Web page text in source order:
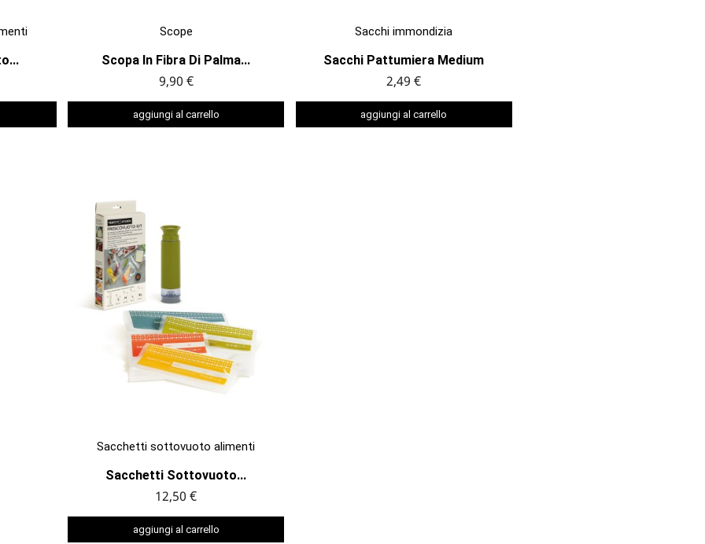
Scope
Scopa In Fibra Di Palma...
9,90 €
aggiungi al carrello
ANTEPRIMA Sacchi immondizia
Sacchi Pattumiera Medium
2,49 €
aggiungi al carrello
ANTEPRIMA
Sacchetti sottovuoto alimenti
Sacchetti Sottovuoto...
12,50 €
aggiungi al carrello
ANTEPRIMA